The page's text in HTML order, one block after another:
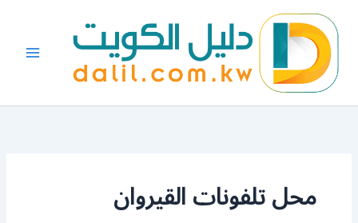
المحتوى
محل تلفونات القيروان